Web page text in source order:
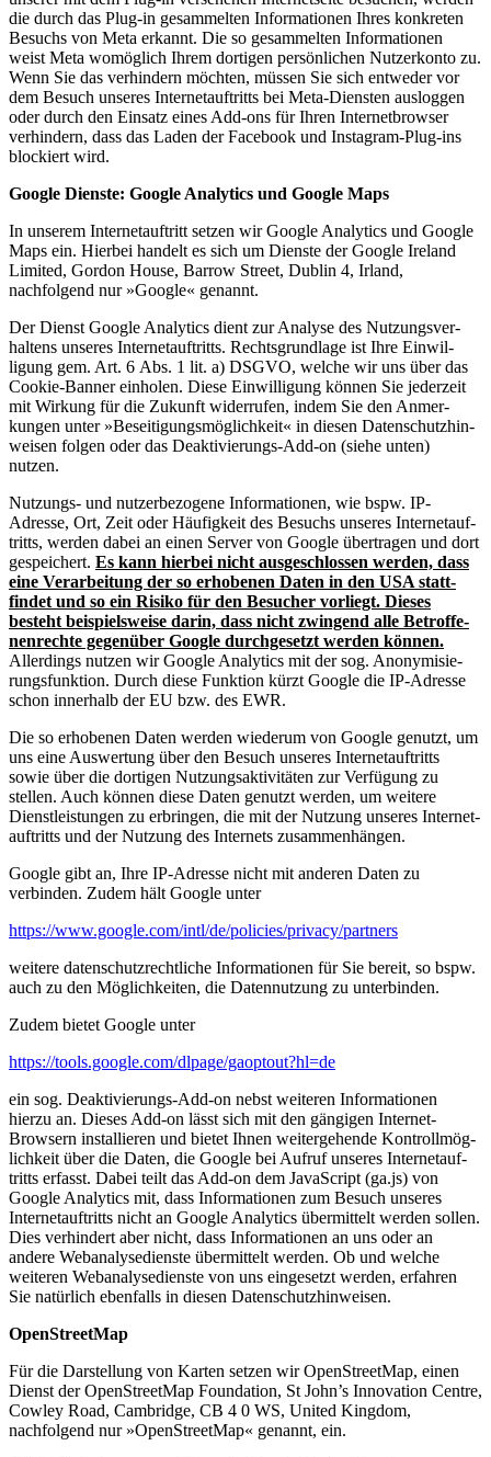
die durch das Plug-in gesam­melten Infor­ma­tionen Ihres konkreten
Besuchs von Meta erkannt. Die so gesam­melten Infor­ma­tionen
weist Meta womöglich Ihrem dortigen persön­lichen Nutzer­konto zu.
Wenn Sie das verhindern möchten, müssen Sie sich entweder vor
dem Besuch unseres Inter­net­auf­tritts bei Meta-Diensten ausloggen
oder durch den Einsatz eines Add-ons für Ihren Inter­net­browser
verhindern, dass das Laden der Facebook und Instagram-Plug-ins
blockiert wird.
Google Dienste: Google Analytics und Google Maps
In unserem Inter­net­auf­tritt setzen wir Google Analytics und Google
Maps ein. Hierbei handelt es sich um Dienste der Google Ireland
Limited, Gordon House, Barrow Street, Dublin 4, Irland,
nachfolgend nur »Google« genannt.
Der Dienst Google Analytics dient zur Analyse des Nutzungs­ver­
haltens unseres Inter­net­auf­tritts. Rechts­grundlage ist Ihre Einwil­
ligung gem. Art. 6 Abs. 1 lit. a) DSGVO, welche wir uns über das
Cookie-Banner einholen. Diese Einwil­ligung können Sie jederzeit
mit Wirkung für die Zukunft wider­rufen, indem Sie den Anmer­
kungen unter »Besei­ti­gungs­mög­lichkeit« in diesen Daten­schutz­hin­
weisen folgen oder das Deakti­vie­rungs-Add-on (siehe unten)
nutzen.
Nutzungs- und nutzer­be­zogene Infor­ma­tionen, wie bspw. IP-
Adresse, Ort, Zeit oder Häufigkeit des Besuchs unseres Inter­net­auf­
tritts, werden dabei an einen Server von Google übertragen und dort
gespei­chert. Es kann hierbei nicht ausge­schlossen werden, dass
eine Verar­beitung der so erhobenen Daten in den USA statt­
findet und so ein Risiko für den Besucher vorliegt. Dieses
besteht beispiels­weise darin, dass nicht zwingend alle Betrof­fe­
nen­rechte gegenüber Google durch­ge­setzt werden können.
Aller­dings nutzen wir Google Analytics mit der sog. Anony­mi­sie­
rungs­funktion. Durch diese Funktion kürzt Google die IP-Adresse
schon innerhalb der EU bzw. des EWR.
Die so erhobenen Daten werden wiederum von Google genutzt, um
uns eine Auswertung über den Besuch unseres Inter­net­auf­tritts
sowie über die dortigen Nutzungs­ak­ti­vi­täten zur Verfügung zu
stellen. Auch können diese Daten genutzt werden, um weitere
Dienst­leis­tungen zu erbringen, die mit der Nutzung unseres Inter­net­
auf­tritts und der Nutzung des Internets zusam­men­hängen.
Google gibt an, Ihre IP-Adresse nicht mit anderen Daten zu
verbinden. Zudem hält Google unter
https://www.google.com/intl/de/policies/privacy/partners
weitere daten­schutz­recht­liche Infor­ma­tionen für Sie bereit, so bspw.
auch zu den Möglich­keiten, die Daten­nutzung zu unter­binden.
Zudem bietet Google unter
https://tools.google.com/dlpage/gaoptout?hl=de
ein sog. Deakti­vie­rungs-Add-on nebst weiteren Infor­ma­tionen
hierzu an. Dieses Add-on lässt sich mit den gängigen Internet-
Browsern instal­lieren und bietet Ihnen weiter­ge­hende Kontroll­mög­
lichkeit über die Daten, die Google bei Aufruf unseres Inter­net­auf­
tritts erfasst. Dabei teilt das Add-on dem JavaScript (ga.js) von
Google Analytics mit, dass Infor­ma­tionen zum Besuch unseres
Inter­net­auf­tritts nicht an Google Analytics übermittelt werden sollen.
Dies verhindert aber nicht, dass Infor­ma­tionen an uns oder an
andere Webana­ly­se­dienste übermittelt werden. Ob und welche
weiteren Webana­ly­se­dienste von uns einge­setzt werden, erfahren
Sie natürlich ebenfalls in diesen Daten­schutz­hin­weisen.
OpenStreetMap
Für die Darstellung von Karten setzen wir OpenStreetMap, einen
Dienst der OpenStreetMap Foundation, St John’s Innovation Centre,
Cowley Road, Cambridge, CB 4 0 WS, United Kingdom,
nachfolgend nur »OpenStreetMap« genannt, ein.